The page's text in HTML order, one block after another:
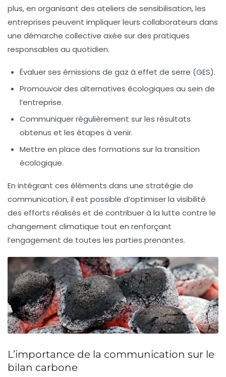
plus, en organisant des ateliers de sensibilisation, les
entreprises peuvent impliquer leurs collaborateurs dans
une démarche collective axée sur des pratiques
responsables au quotidien.
Évaluer ses émissions de gaz à effet de serre (GES).
Promouvoir des alternatives écologiques au sein de
l’entreprise.
Communiquer régulièrement sur les résultats
obtenus et les étapes à venir.
Mettre en place des formations sur la transition
écologique.
En intégrant ces éléments dans une stratégie de
communication, il est possible d’optimiser la visibilité
des efforts réalisés et de contribuer à la lutte contre le
changement climatique tout en renforçant
l’engagement de toutes les parties prenantes.
L’importance de la communication sur le
bilan carbone